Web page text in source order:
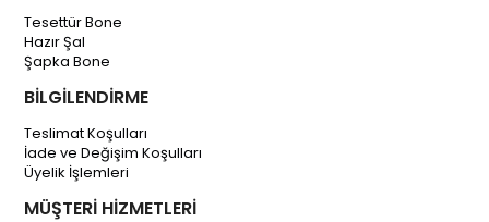
Tesettür Bone
Hazır Şal
Şapka Bone
BİLGİLENDİRME
Teslimat Koşulları
İade ve Değişim Koşulları
Üyelik İşlemleri
MÜŞTERİ HİZMETLERİ